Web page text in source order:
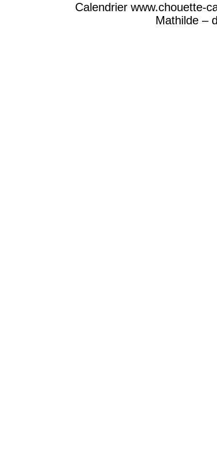
Calendrier www.chouette-
Mathilde –